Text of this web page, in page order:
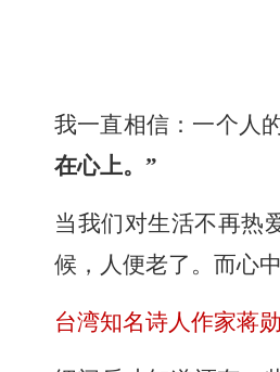
我一直相信：一个人
在心上。”
当我们对生活不再热
候，人便老了。而心
台湾知名诗人作家蒋